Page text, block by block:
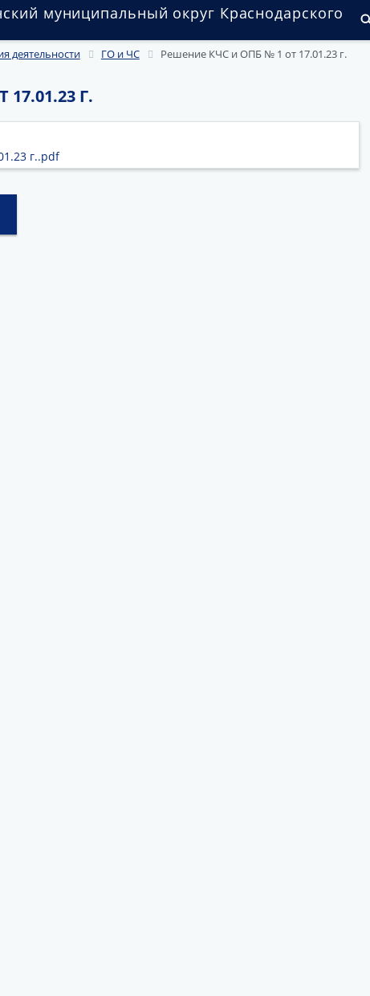
муниципальный округ Краснодарского
деятельности ГО и ЧС Решение КЧС и ОПБ № 1 от 17.01.23 г.
Г.
г..pdf